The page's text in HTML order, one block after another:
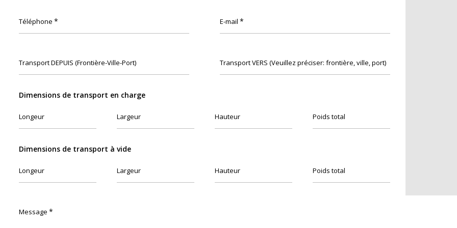
Téléphone * E-mail*
Transport DEPUIS (Frontière-Ville-Port) Transport VERS (Veuillez préciser: frontière, ville, port)
Dimensions de transport en charge
Longeur Largeur Hauteur Poids total
Dimensions de transport à vide
Longeur Largeur Hauteur Poids total
Message *